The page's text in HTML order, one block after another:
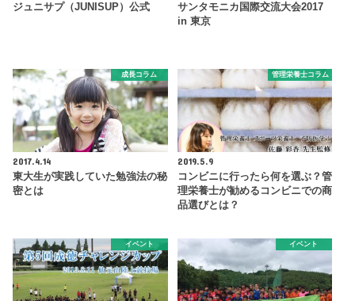
ジュニサプ（JUNISUP）公式
サンタモニカ国際交流大会2017
in 東京
成長コラム
2017.4.14
東大生が実践していた勉強法の秘
密とは
管理栄養士コラム
2019.5.9
コンビニに行ったら何を選ぶ？管
理栄養士が勧めるコンビニでの商
品選びとは？
イベント イベント